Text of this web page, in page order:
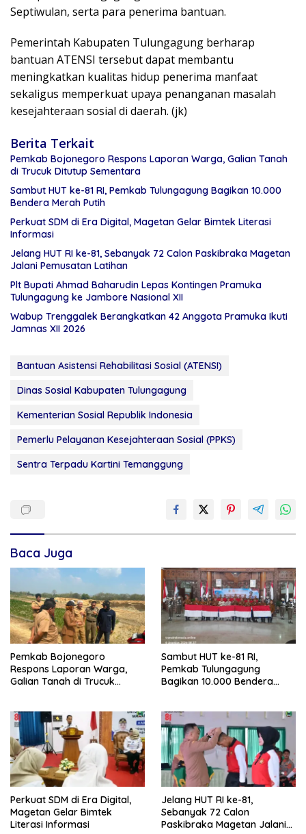
Septiwulan, serta para penerima bantuan.
Pemerintah Kabupaten Tulungagung berharap
bantuan ATENSI tersebut dapat membantu
meningkatkan kualitas hidup penerima manfaat
sekaligus memperkuat upaya penanganan masalah
kesejahteraan sosial di daerah. (jk)
Berita Terkait
Pemkab Bojonegoro Respons Laporan Warga, Galian Tanah
di Trucuk Ditutup Sementara
Sambut HUT ke-81 RI, Pemkab Tulungagung Bagikan 10.000
Bendera Merah Putih
Perkuat SDM di Era Digital, Magetan Gelar Bimtek Literasi
Informasi
Jelang HUT RI ke-81, Sebanyak 72 Calon Paskibraka Magetan
Jalani Pemusatan Latihan
Plt Bupati Ahmad Baharudin Lepas Kontingen Pramuka
Tulungagung ke Jambore Nasional XII
Wabup Trenggalek Berangkatkan 42 Anggota Pramuka Ikuti
Jamnas XII 2026
Bantuan Asistensi Rehabilitasi Sosial (ATENSI)
Dinas Sosial Kabupaten Tulungagung
Kementerian Sosial Republik Indonesia
Pemerlu Pelayanan Kesejahteraan Sosial (PPKS)
Sentra Terpadu Kartini Temanggung
Baca Juga
Pemkab Bojonegoro
Respons Laporan Warga,
Galian Tanah di Trucuk
Sambut HUT ke-81 RI,
Pemkab Tulungagung
Bagikan 10.000 Bendera
Perkuat SDM di Era Digital,
Magetan Gelar Bimtek
Literasi Informasi
Jelang HUT RI ke-81,
Sebanyak 72 Calon
Paskibraka Magetan Jalani